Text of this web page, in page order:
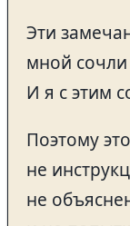
Эти
мной
И я с этим
Поэтому
не
не